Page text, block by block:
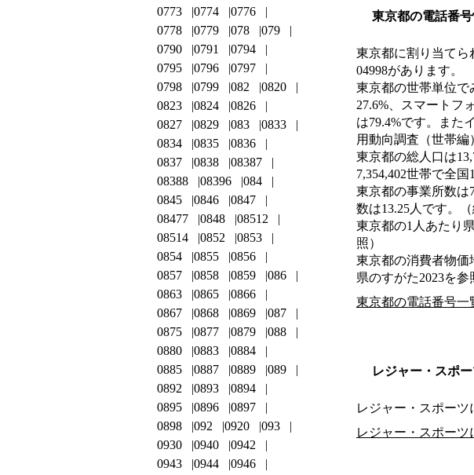
東京都の電話番
東京都に割り当てら
04998があります。
東京都の世帯単位で
27.6%、スマートフ
は79.4%です。また
用動向調査（世帯編
東京都の総人口は
7,354,402世帯で全
東京都の事業所数は
数は13.25人です。
東京都の1人あたり
照）
東京都の消費者物価
県のすがた2023を参
東京都の電話番号一
レジャー・スポ
レジャー・スポーツ
レジャー・スポー
0773
0774
0776
0778
0779 078
079
0790
0791
0794
0795
0796
0797
0798
0799 082
0820
0823
0824
0826
0827
0829 083
0833
0834
0835
0836
0837
0838
08387
08388
08396
084
0845
0846
0847
08477
0848
08512
08514
0852
0853
0854
0855
0856
0857
0858 0859
086
0863
0865
0866
0867
0868 0869
087
0875
0877 0879
088
0880
0883
0884
0885
0887 0889
089
0892
0893
0894
0895
0896
0897
0898
092 0920
093
0930
0940
0942
0943
0944
0946